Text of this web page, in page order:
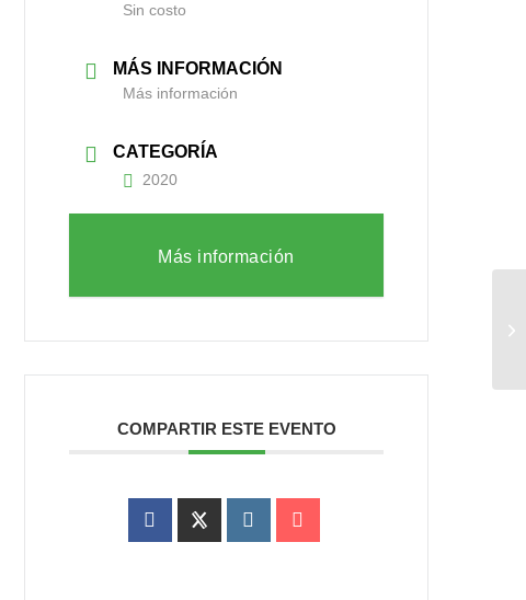
Sin costo
MÁS INFORMACIÓN
Más información
CATEGORÍA
2020
Más información
COMPARTIR ESTE EVENTO